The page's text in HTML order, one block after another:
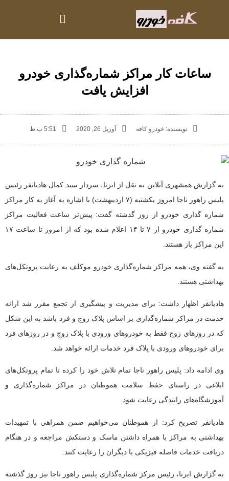
ساعات کار مراکز شماره‌گذاری خودرو
افزایش یافت
نویسنده:خودرو کافه آوریل 26, 2020 5:51 ب.ظ
به گزارش همشهری آنلاین به نقل از ایرنا، سردار سید کمال هادیانفر رئیس
پلیس راهور ناجا امروز یکشنبه (۷ اردیبهشت) با اشاره به آغاز به کار مراکز
شماره گذاری خودرو از روز گذشته گفت: پیش‌تر ساعت فعالیت مراکز
شماره گذاری خودرو از ۷ تا ۱۴ اعلام شده بود که از امروز تا ساعت ۱۷
این مراکز باز هستند.
به گفته وی، همه مراکز شماره‌گذاری خودرو موکلف به رعایت پروتکل‌های
بهداشتی هستند.
هادیانفر اظهار داشت: برای مدیریت و پیشگیری از تجمع مقرر شد ارائه
خدمت در مراکز شماره‌گذاری بر اساس پلاک زوج و فرد باشد به این شکل
که در روزهای زوج فقط به خودروهای ورودی با پلاک زوج و در روزهای فرد
برای خودروهای ورودی با پلاک فرد خدمات ارائه خواهد شد.
وی ادامه داد: پلیس راهور ناجا تمام تلاش خود را کرده تا تمام پروتکل‌های
ابلاغی در راستای حفظ سلامت هموطنان در مراکز شماره‌گذاری و
آموزشگاه‌های رانندگی رعایت شود.
هادیانفر تصریح کرد: از هموطنان می‌خواهیم ضمن همراهی با تمهیدات
بهداشتی به مراکز با همراه داشتن ماسک و دستکش مراجعه و در هنگام
دریافت خدمات فاصله فیزیکی با دیگران را رعایت کنند.
به گزارش ایرنا، رئیس مرکز شماره‌گذاری پلیس راهور ناجا نیز روز گذشته